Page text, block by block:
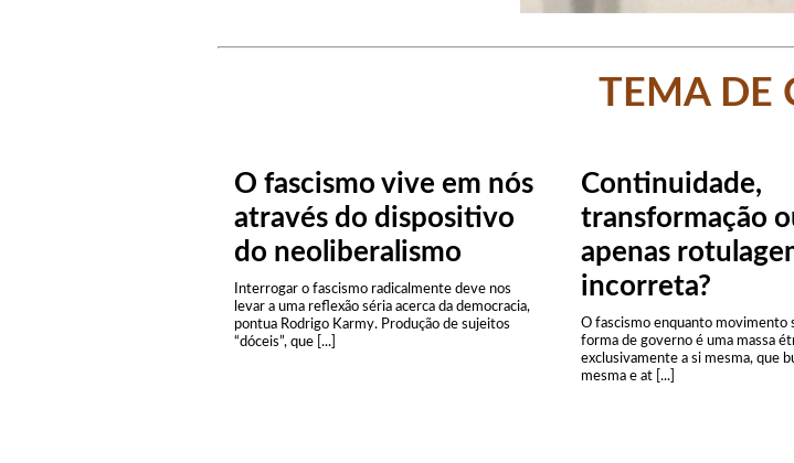
TEMA DE
O fascismo vive em nós
através do dispositivo
do neoliberalismo
Interrogar o fascismo radicalmente deve nos
levar a uma reflexão séria acerca da democracia,
pontua Rodrigo Karmy. Produção de sujeitos
“dóceis”, que [...]
Continuidade,
transformação
apenas
incorreta?
O fascismo enquanto movimento
forma de governo é uma massa
exclusivamente a si mesma, que
mesma e at [...]